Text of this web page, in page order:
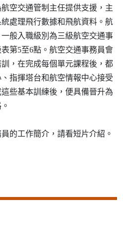
空交通管制主任提供支援，主
處理飛行數據和飛航資料。航
般入職級別為三級航空交通事
第5至6點。航空交通事務員會
，在完成每個單元課程後，都
指揮塔台和航空情報中心接受
些基本訓練後，便具備晉升為
的工作簡介，請看短片介紹。